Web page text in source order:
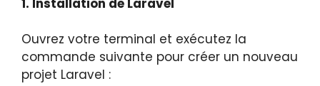
1. Installation de Laravel
Ouvrez votre terminal et exécutez la
commande suivante pour créer un nouveau
projet Laravel :